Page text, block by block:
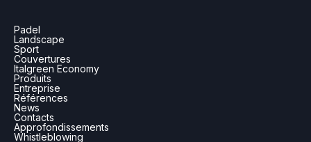
Padel
Landscape
Sport
Couvertures
Italgreen Economy
Produits
Entreprise
Références
News
Contacts
Approfondissements
Whistleblowing